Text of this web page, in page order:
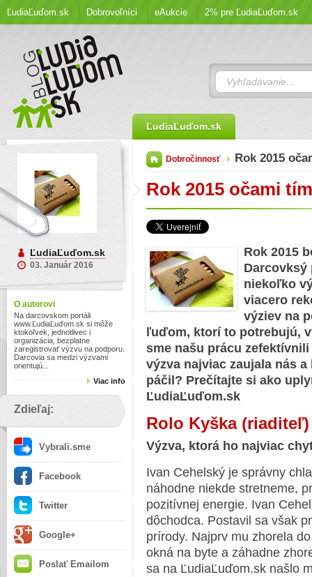
ĽudiaĽuďom.sk Dobrovoľníci eAukcie 2% pre ĽudiaĽuďom.sk
ĽudiaĽuďom.sk
ĽudiaĽuďom.sk
03. Január 2016
O autorovi
Na darcovskom portáli
www.ĽudiaĽuďom.sk si môže
ktokoľvek, jednotlivec i
organizácia, bezplatne
zaregistrovať výzvu na podporu.
Darcovia sa medzi výzvami
orientujú...
Viac info
Zdieľaj:
Vybrali.sme
Facebook
Twitter
Google+
Poslať Emailom
Dobročinnosť Rok 2015
Rok 2015 očami
Rok 2015
Darcovksý
niekoľko
viacero
výziev na
ľuďom, ktorí to potrebujú,
sme našu prácu
výzva najviac zaujala nás
páčil? Prečítajte si ako
ĽudiaĽuďom.sk
Rolo Kyška (riaditeľ)
Výzva, ktorá ho najviac
Ivan Cehelský je správny
náhodne niekde stretneme,
pozitívnej energie. Ivan
dôchodca. Postavil sa však
prírody. Najprv mu zhorela
okná na byte a záhadne
sa na ĽudiaĽuďom.sk našlo